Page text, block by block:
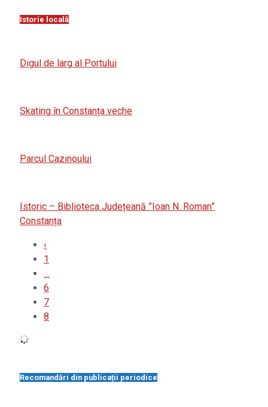
Istorie locală
Digul de larg al Portului
Skating în Constanța veche
Parcul Cazinoului
Istoric – Biblioteca Județeană ”Ioan N. Roman”
Constanța
‹
1
…
6
7
8
Recomandări din publicații periodice